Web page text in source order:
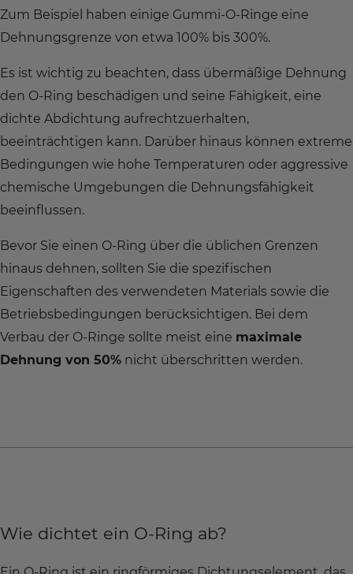
Zum Beispiel haben einige Gummi-O-Ringe eine
Dehnungsgrenze von etwa 100% bis 300%.
Es ist wichtig zu beachten, dass übermäßige Dehnung
den O-Ring beschädigen und seine Fähigkeit, eine
dichte Abdichtung aufrechtzuerhalten,
beeinträchtigen kann. Darüber hinaus können extreme
Bedingungen wie hohe Temperaturen oder aggressive
chemische Umgebungen die Dehnungsfähigkeit
beeinflussen.
Bevor Sie einen O-Ring über die üblichen Grenzen
hinaus dehnen, sollten Sie die spezifischen
Eigenschaften des verwendeten Materials sowie die
Betriebsbedingungen berücksichtigen. Bei dem
Verbau der O-Ringe sollte meist eine maximale
Dehnung von 50% nicht überschritten werden.
Wie dichtet ein O-Ring ab?